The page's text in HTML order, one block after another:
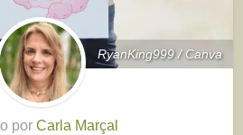
RyanKing999 / Canva
por Carla Marçal